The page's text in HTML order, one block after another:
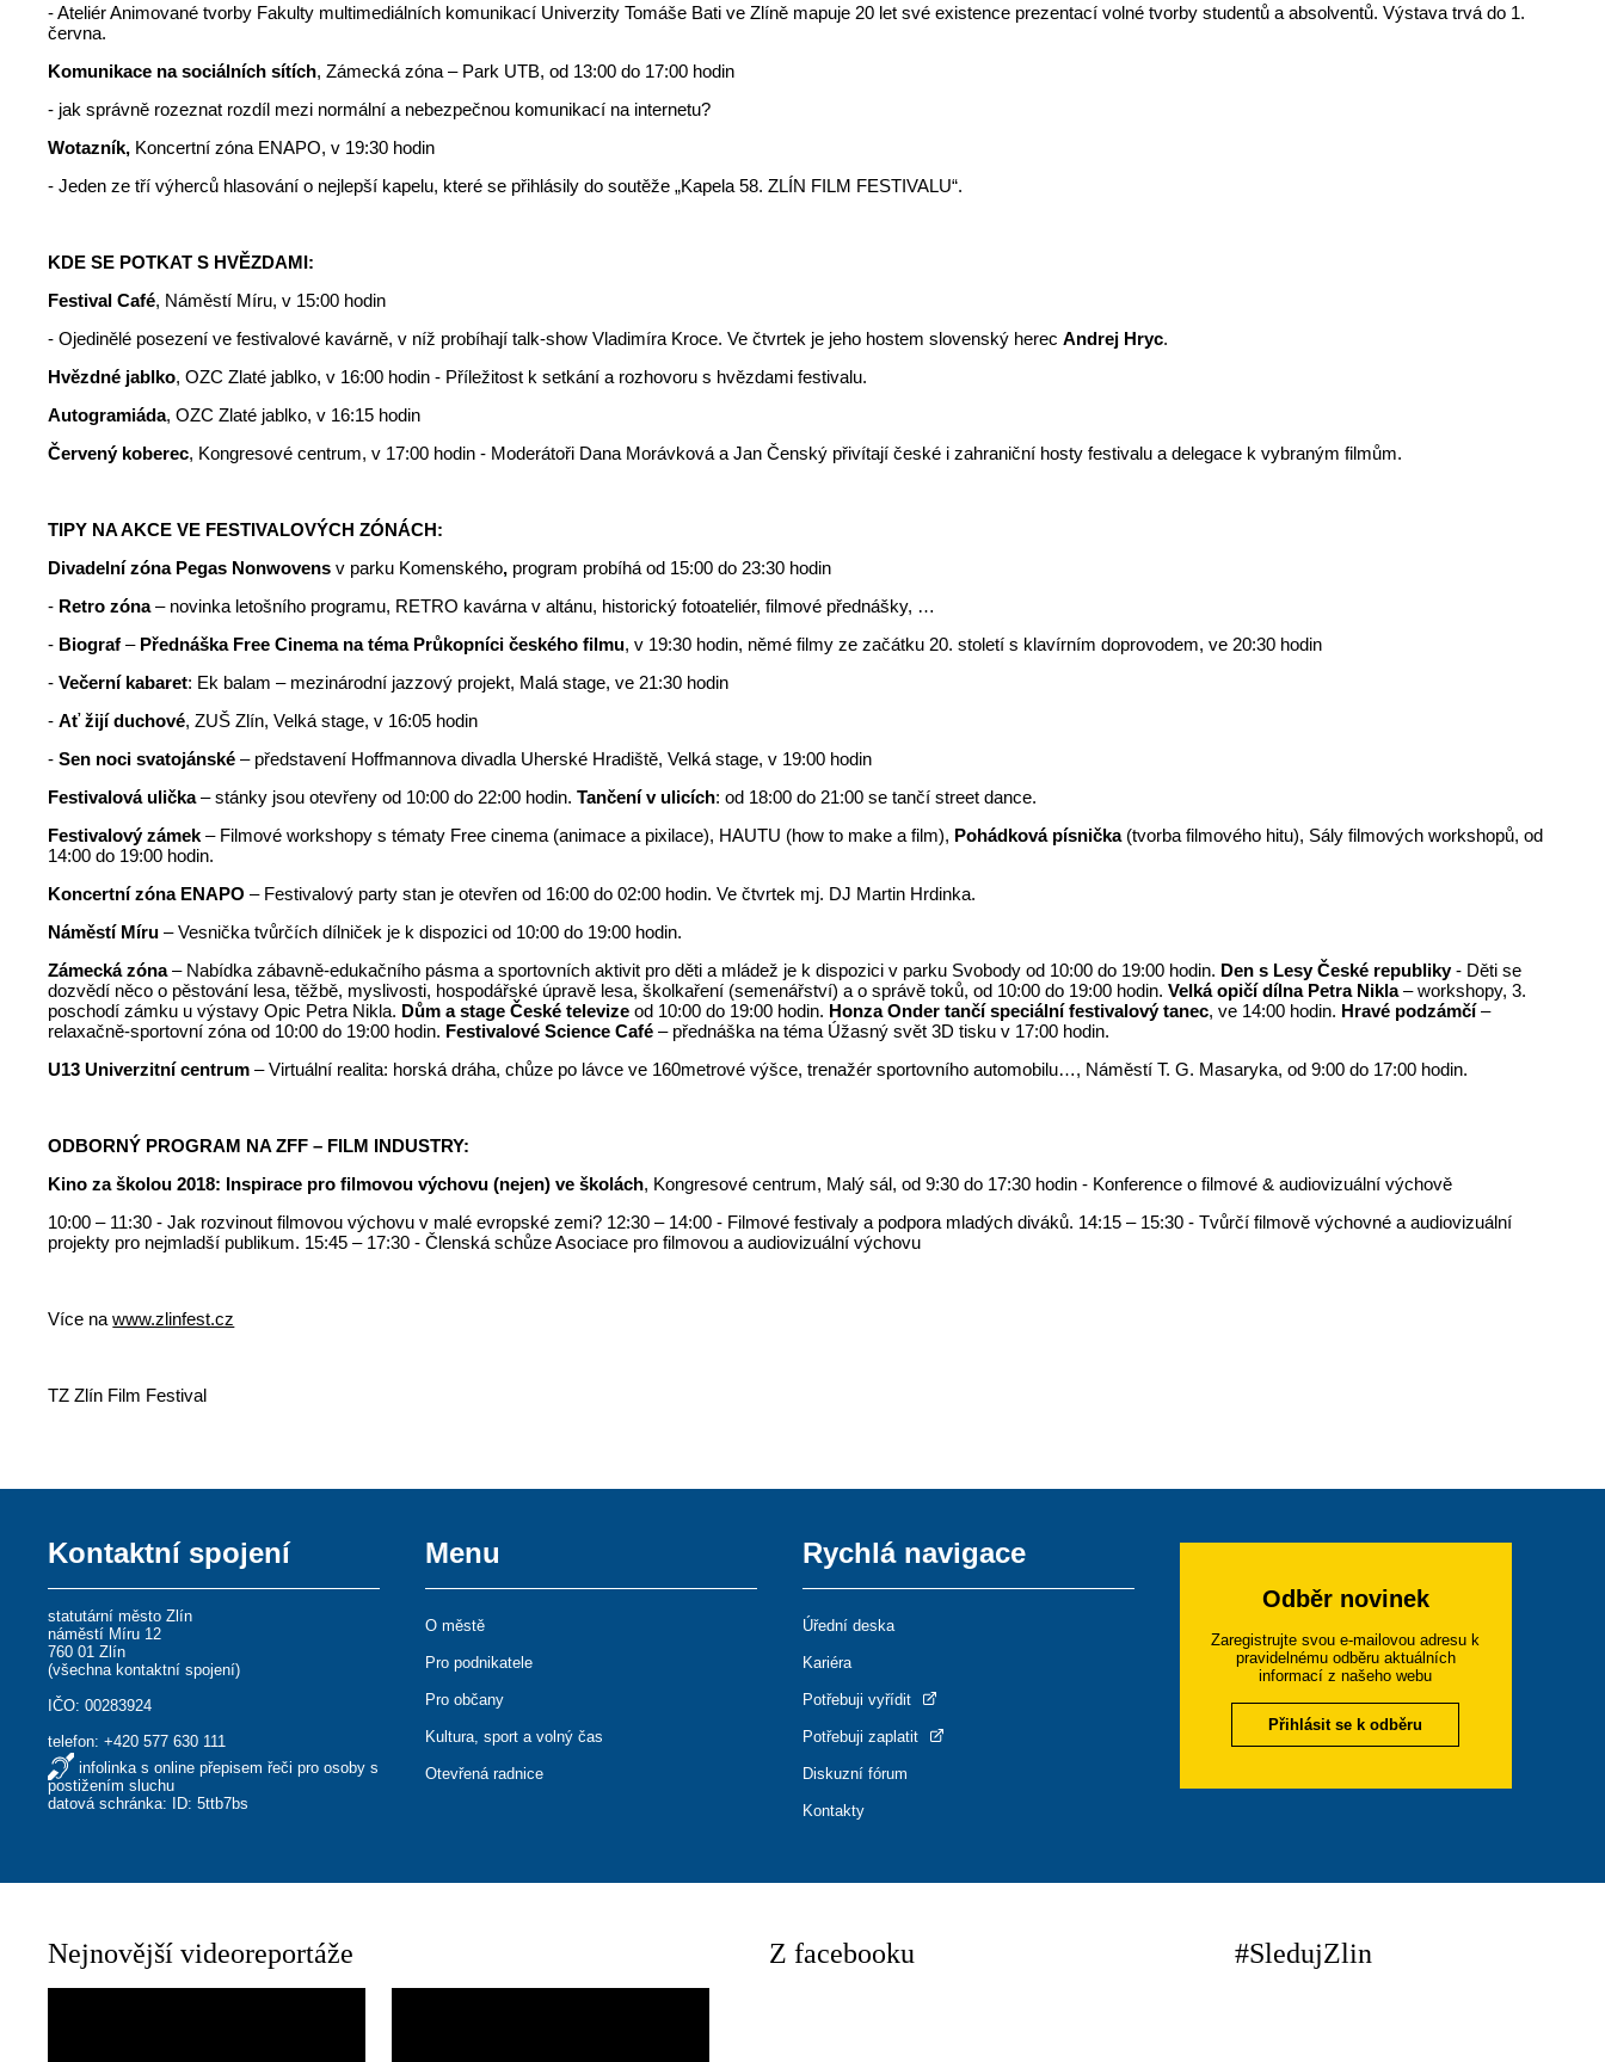
- Ateliér Animované tvorby Fakulty multimediálních komunikací Univerzity Tomáše Bati ve Zlíně mapuje 20 let své existence prezentací volné tvorby studentů a absolventů. Výstava trvá do 1.
června.
Komunikace na sociálních sítích, Zámecká zóna – Park UTB, od 13:00 do 17:00 hodin
- jak správně rozeznat rozdíl mezi normální a nebezpečnou komunikací na internetu?
Wotazník, Koncertní zóna ENAPO, v 19:30 hodin
- Jeden ze tří výherců hlasování o nejlepší kapelu, které se přihlásily do soutěže „Kapela 58. ZLÍN FILM FESTIVALU“.
KDE SE POTKAT S HVĚZDAMI:
Festival Café, Náměstí Míru, v 15:00 hodin
- Ojedinělé posezení ve festivalové kavárně, v níž probíhají talk-show Vladimíra Kroce. Ve čtvrtek je jeho hostem slovenský herecAndrej Hryc.
Hvězdné jablko, OZC Zlaté jablko, v 16:00 hodin - Příležitost k setkání a rozhovoru s hvězdami festivalu.
Autogramiáda, OZC Zlaté jablko, v 16:15 hodin
Červený koberec, Kongresové centrum, v 17:00 hodin - Moderátoři Dana Morávková a Jan Čenský přivítají české i zahraniční hosty festivalu a delegace k vybraným filmům.
TIPY NA AKCE VE FESTIVALOVÝCH ZÓNÁCH:
Divadelní zóna Pegas Nonwovensv parku Komenského, program probíhá od 15:00 do 23:30 hodin
- Retro zóna– novinka letošního programu, RETRO kavárna v altánu, historický fotoateliér, filmové přednášky, …
- Biograf– Přednáška Free Cinema na téma Průkopníci českého filmu, v 19:30 hodin, němé filmy ze začátku 20. století s klavírním doprovodem, ve 20:30 hodin
-Večerní kabaret: Ek balam – mezinárodní jazzový projekt, Malá stage, ve 21:30 hodin
-Ať žijí duchové, ZUŠ Zlín, Velká stage, v 16:05 hodin
-Sen noci svatojánské– představení Hoffmannova divadla Uherské Hradiště, Velká stage, v 19:00 hodin
Festivalová ulička– stánky jsou otevřeny od 10:00 do 22:00 hodin.Tančení v ulicích: od 18:00 do 21:00 se tančí street dance.
Festivalový zámek – Filmové workshopy s tématy Free cinema (animace a pixilace), HAUTU (how to make a film), Pohádková písnička(tvorba filmového hitu), Sály filmových workshopů, od
14:00 do 19:00 hodin.
Koncertní zóna ENAPO – Festivalový party stan je otevřen od 16:00 do 02:00 hodin. Ve čtvrtek mj. DJ Martin Hrdinka.
Náměstí Míru – Vesnička tvůrčích dílniček je k dispozici od 10:00 do 19:00 hodin.
Zámecká zóna– Nabídka zábavně-edukačního pásma a sportovních aktivit pro děti a mládež je k dispozici v parku Svobody od 10:00 do 19:00 hodin. Den s Lesy České republiky- Děti se
dozvědí něco o pěstování lesa, těžbě, myslivosti, hospodářské úpravě lesa, školkaření (semenářství) a o správě toků, od 10:00 do 19:00 hodin. Velká opičí dílna Petra Nikla– workshopy, 3.
poschodí zámku u výstavy Opic Petra Nikla. Dům a stage České televize od 10:00 do 19:00 hodin. Honza Onder tančí speciální festivalový tanec, ve 14:00 hodin. Hravé podzámčí–
relaxačně-sportovní zóna od 10:00 do 19:00 hodin. Festivalové Science Café – přednáška na téma Úžasný svět 3D tisku v 17:00 hodin.
U13 Univerzitní centrum – Virtuální realita: horská dráha, chůze po lávce ve 160metrové výšce, trenažér sportovního automobilu…, Náměstí T. G. Masaryka, od 9:00 do 17:00 hodin.
ODBORNÝ PROGRAM NA ZFF – FILM INDUSTRY:
Kino za školou 2018: Inspirace pro filmovou výchovu (nejen) ve školách, Kongresové centrum, Malý sál, od 9:30 do 17:30 hodin - Konference o filmové & audiovizuální výchově
10:00 – 11:30 - Jak rozvinout filmovou výchovu v malé evropské zemi? 12:30 – 14:00 - Filmové festivaly a podpora mladých diváků. 14:15 – 15:30 - Tvůrčí filmově výchovné a audiovizuální
projekty pro nejmladší publikum. 15:45 – 17:30 - Členská schůze Asociace pro filmovou a audiovizuální výchovu
Více nawww.zlinfest.cz
TZ Zlín Film Festival
Kontaktní spojení
statutární město Zlín
náměstí Míru 12
760 01 Zlín
(všechna kontaktní spojení)
IČO: 00283924
telefon:+420 577 630 111
infolinka s online přepisem řeči pro osoby s
postižením sluchu
datová schránka: ID: 5ttb7bs
Menu
O městě
Pro podnikatele
Pro občany
Kultura, sport a volný čas
Otevřená radnice
Rychlá navigace
Úřední deska
Kariéra
Potřebuji vyřídit
Potřebuji zaplatit
Diskuzní fórum
Kontakty
Odběr novinek
Zaregistrujte svou e-mailovou adresu k
pravidelnému odběru aktuálních
informací z našeho webu
Přihlásit se k odběru
Nejnovější videoreportáže Z facebooku #SledujZlin